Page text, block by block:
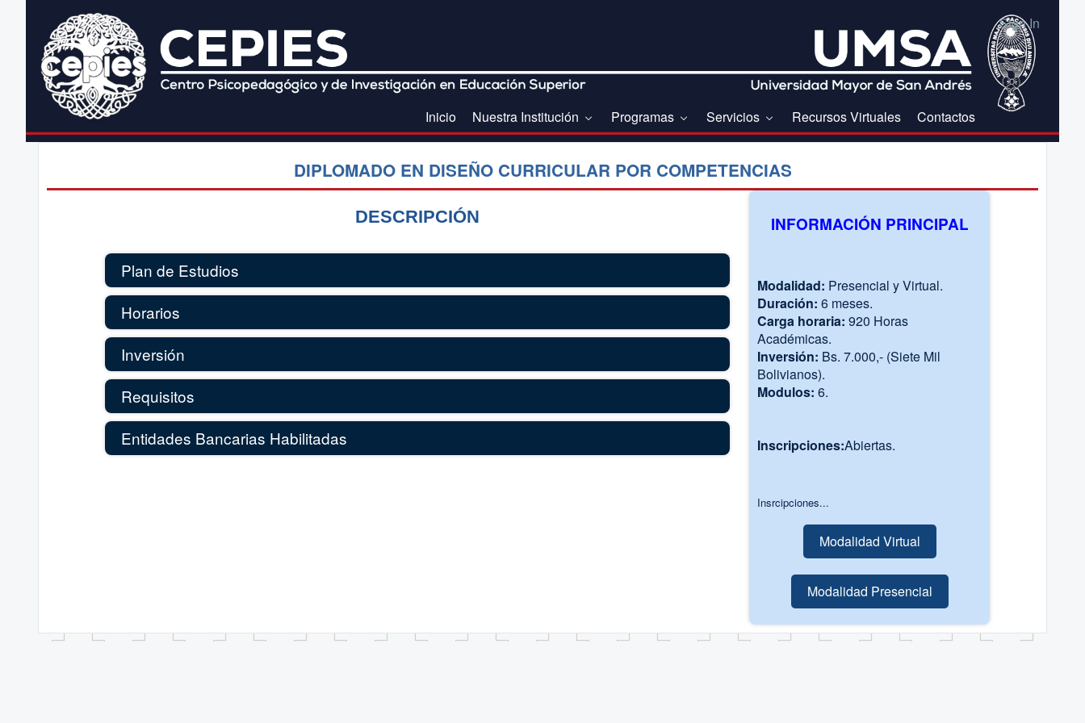
Sign In
Inicio Nuestra Institución Programas Servicios Recursos Virtuales Contactos
DIPLOMADO EN DISEÑO CURRICULAR POR COMPETENCIAS
DESCRIPCIÓN
Plan de Estudios
Horarios
Inversión
Requisitos
Entidades Bancarias Habilitadas
INFORMACIÓN PRINCIPAL
Modalidad: Presencial y Virtual.
Duración: 6 meses.
Carga horaria: 920 Horas
Académicas.
Inversión: Bs. 7.000,- (Siete Mil
Bolivianos).
Modulos: 6.
Inscripciones:Abiertas.
Insrcipciones...
Modalidad Virtual
Modalidad Presencial